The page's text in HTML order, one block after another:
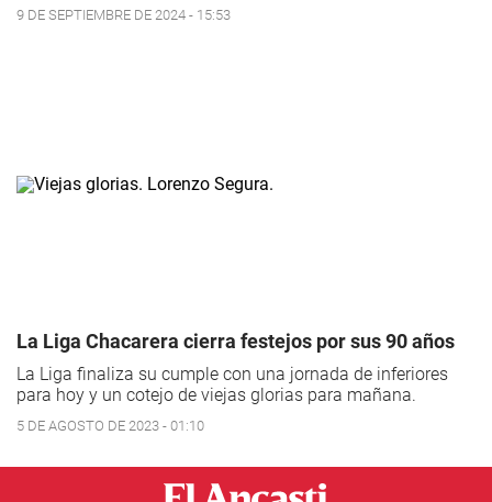
9 DE SEPTIEMBRE DE 2024 - 15:53
La Liga Chacarera cierra festejos por sus 90 años
La Liga finaliza su cumple con una jornada de inferiores
para hoy y un cotejo de viejas glorias para mañana.
5 DE AGOSTO DE 2023 - 01:10